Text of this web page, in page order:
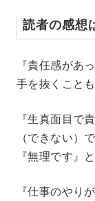
読者の感
『責任感があ
手を抜くこと
『生真面目で
（できない）
『無理です』
『仕事のやり